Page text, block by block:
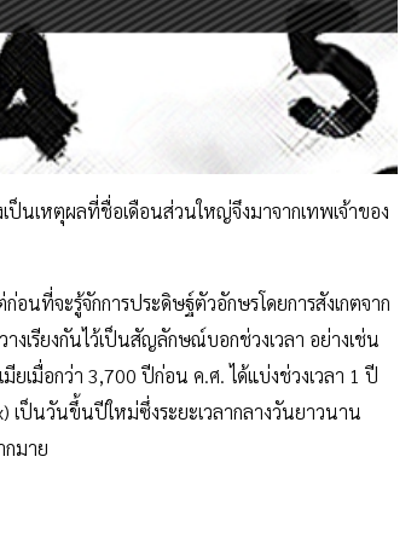
ที่จะรู้จักการประดิษฐ์ตัวอักษรโดยการสังเกตจาก
เรียงกันไว้เป็นสัญลักษณ์บอกช่วงเวลา อย่างเช่น
ยเมื่อกว่า 3,700 ปีก่อน ค.ศ. ได้แบ่งช่วงเวลา 1 ปี
เป็นวันขึ้นปีใหม่ซึ่งระยะเวลากลางวันยาวนาน
าย